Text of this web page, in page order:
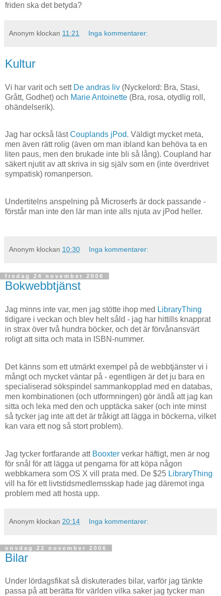
friden ska det betyda?
Anonym klockan 11:21 Inga kommentarer:
Kultur
Vi har varit och sett De andras liv (Nyckelord: Bra, Stasi,
Grått, Godhet) och Marie Antoinette (Bra, rosa, otydlig roll,
ohändelserik).
Jag har också lästCouplands jPod. Väldigt mycket meta,
men även rätt rolig (även om man ibland kan behöva ta en
liten paus, men den brukade inte bli så lång). Coupland har
säkert njutit av att skriva in sig själv som en (inte överdrivet
sympatisk) romanperson.
Undertitelns anspelning på Microserfs är dock passande -
förstår man inte den lär man inte alls njuta av jPod heller.
Anonym klockan 10:30 Inga kommentarer:
fredag 24 november 2006
Bokwebbtjänst
Jag minns inte var, men jag stötte ihop med LibraryThing
tidigare i veckan och blev helt såld - jag har hittills knapprat
in strax över två hundra böcker, och det är förvånansvärt
roligt att sitta och mata in ISBN-nummer.
Det känns som ett utmärkt exempel på de webbtjänster vi i
mångt och mycket väntar på - egentligen är det ju bara en
specialiserad sökspindel sammankopplad med en databas,
men kombinationen (och utformningen) gör ändå att jag kan
sitta och leka med den och upptäcka saker (och inte minst
så tycker jag inte att det är tråkigt att lägga in böckerna, vilket
kan vara ett nog så stort problem).
Jag tycker fortfarande att Booxter verkar häftigt, men är nog
för snål för att lägga ut pengarna för att köpa någon
webbkamera som OS X vill prata med. De $25 LibraryThing
vill ha för ett livtstidsmedlemsskap hade jag däremot inga
problem med att hosta upp.
Anonym klockan 20:14 Inga kommentarer:
onsdag 22 november 2006
Bilar
Under lördagsfikat så diskuterades bilar, varför jag tänkte
passa på att berätta för världen vilka saker jag tycker man